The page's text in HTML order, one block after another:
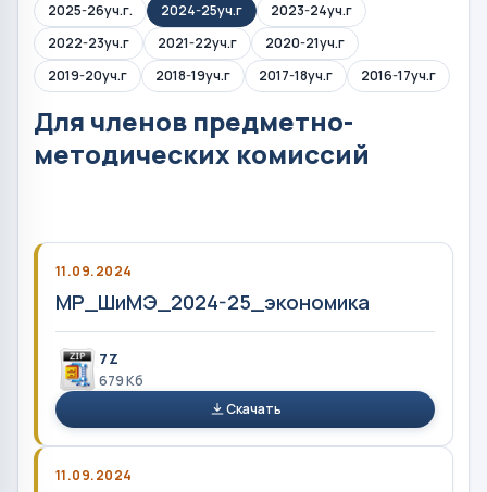
2025-26уч.г. 2024-25уч.г
2023-24уч.г
2022-23уч.г
2021-22уч.г
2020-21уч.г
2019-20уч.г
2018-19уч.г 2017-18уч.г 2016-17уч.г
Для членов предметно-
методических комиссий
11.09.2024
МР_ШиМЭ_2024-25_экономика
7Z
679 Кб
Скачать
11.09.2024